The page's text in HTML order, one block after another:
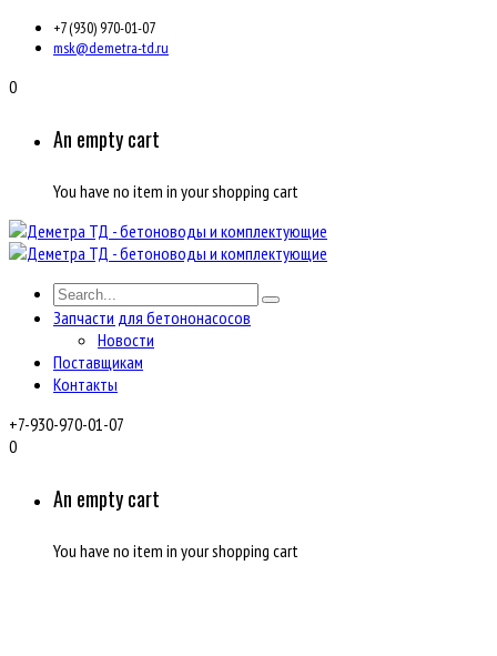
+7 (930) 970-01-07
msk@demetra-td.ru
0
An empty cart
You have no item in your shopping cart
Запчасти для бетононасосов
Новости
Поставщикам
Контакты
+7-930-970-01-07
0
An empty cart
You have no item in your shopping cart